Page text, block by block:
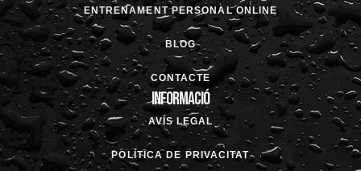
ENTRENAMENT PERSONAL ONLINE
BLOG
CONTACTE
Informació
AVÍS LEGAL
POLÍTICA DE PRIVACITAT